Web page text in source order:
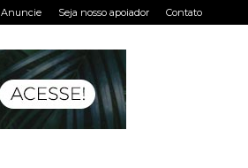
Anuncie Seja nosso apoiador Contato